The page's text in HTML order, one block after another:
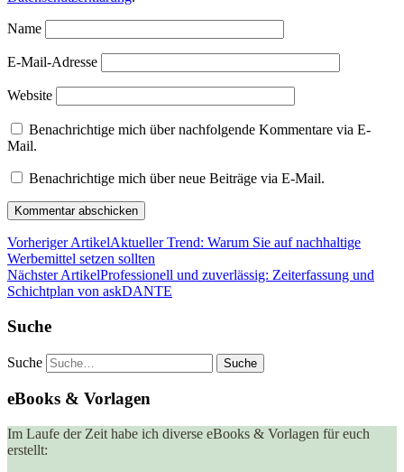
Name
E-Mail-Adresse
Website
Benachrichtige mich über nachfolgende Kommentare via E-
Mail.
Benachrichtige mich über neue Beiträge via E-Mail.
Vorheriger ArtikelAktueller Trend: Warum Sie auf nachhaltige
Werbemittel setzen sollten
Nächster ArtikelProfessionell und zuverlässig: Zeiterfassung und
Schichtplan von askDANTE
Suche
Suche
eBooks & Vorlagen
Im Laufe der Zeit habe ich diverse eBooks & Vorlagen für euch
erstellt: